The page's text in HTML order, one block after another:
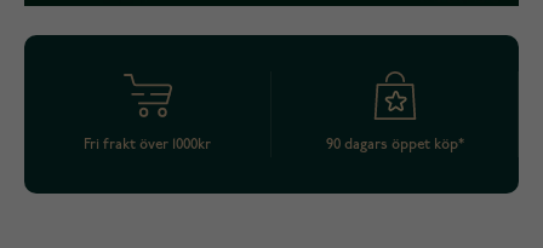
Fri frakt över 1000kr 90 dagars öppet köp*